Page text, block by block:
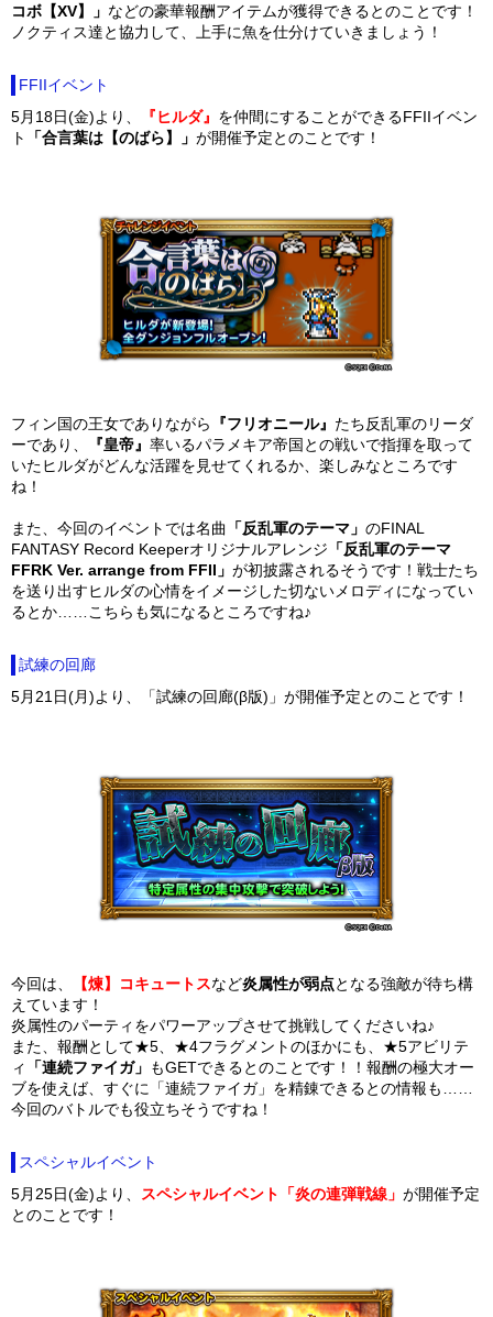
コボ【XV】」 などの豪華報酬アイテムが獲得できるとのことです！
ノクティス達と協力して、上手に魚を仕分けていきましょう！
FFIIイベント
5月18日(金)より、
『ヒルダ』 を仲間にすることができるFFIIイベン
ト
「合言葉は【のばら】」 が開催予定とのことです！
フィン国の王女でありながら 『フリオニール』 たち反乱軍のリーダ
ーであり、
『皇帝』 率いるパラメキア帝国との戦いで指揮を取って
いたヒルダがどんな活躍を見せてくれるか、楽しみなところです
ね！
また、今回のイベントでは名曲 「反乱軍のテーマ」 のFINAL
FANTASY Record Keeperオリジナルアレンジ 「反乱軍のテーマ
FFRK Ver. arrange from FFII」 が初披露されるそうです！戦士たち
を送り出すヒルダの心情をイメージした切ないメロディになってい
るとか……こちらも気になるところですね♪
試練の回廊
5月21日(月)より、「試練の回廊(β版)」が開催予定とのことです！
今回は、 【煉】コキュートスなど炎属性が弱点となる強敵が待ち構
えています！
炎属性のパーティをパワーアップさせて挑戦してくださいね♪
また、報酬として★5、★4フラグメントのほかにも、★5アビリテ
ィ
「連続ファイガ」 もGETできるとのことです！！報酬の極大オー
ブを使えば、すぐに「連続ファイガ」を精錬できるとの情報も……
今回のバトルでも役立ちそうですね！
スペシャルイベント
5月25日(金)より、
スペシャルイベント「炎の連弾戦線」 が開催予定
とのことです！